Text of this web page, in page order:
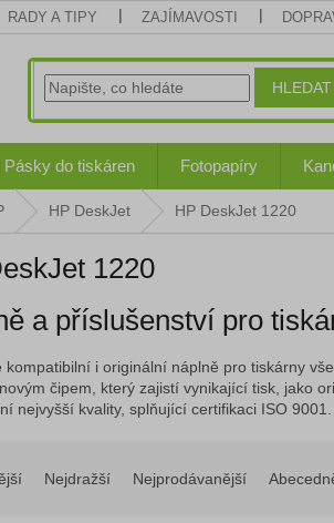
RADY A TIPY ZAJÍMAVOSTI
HLEDAT
Pásky do tiskáren Fotopapíry
HP DeskJet HP DeskJet 1220
1220
a příslušenství pro
kompatibilní i originální náplně pro tiskárny
čipem, který zajistí vynikající tisk, jako
nejvyšší kvality, splňující certifikaci ISO 9001.
Nejdražší Nejprodávanější